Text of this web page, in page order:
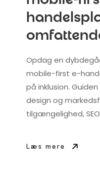
Opdag en
mobile-first e-
på inklusion.
design og
tilgængelighed,
Læs mere